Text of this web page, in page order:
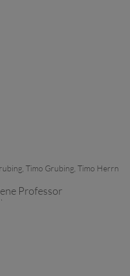
Timo Grubing, Timo Herrn
Professor